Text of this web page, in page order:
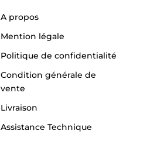
A propos
Mention légale
Politique de confidentialité
Condition générale de
vente
Livraison
Assistance Technique